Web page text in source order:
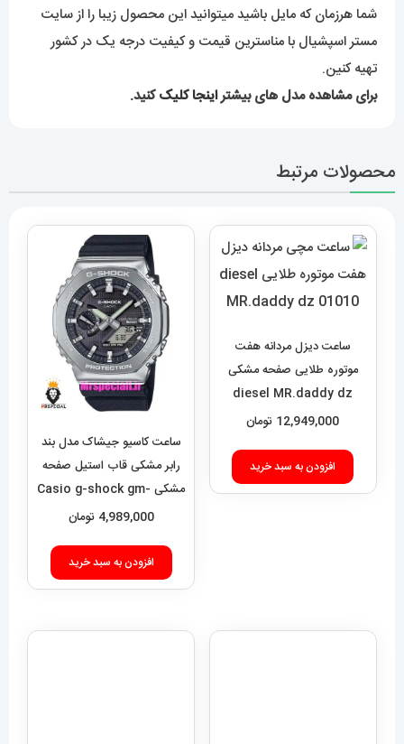
شما هرزمان که مایل باشید میتوانید این محصول زیبا را از سایت
مستر اسپشیال با مناسترین قیمت و کیفیت درجه یک در کشور
تهیه کنین.
برای مشاهده مدل های بیشتراینجا کلیککنید.
محصولات مرتبط
ساعت دیزل مردانه هفت
موتوره طلایی صفحه مشکی
diesel MR.daddy dz
01010
12,949,000 تومان
افزودن به سبد خرید
ساعت کاسیو جیشاک مدل بند
رابر مشکی قاب استیل صفحه
مشکی Casio g-shock gm-
2100 021462
4,989,000 تومان
افزودن به سبد خرید